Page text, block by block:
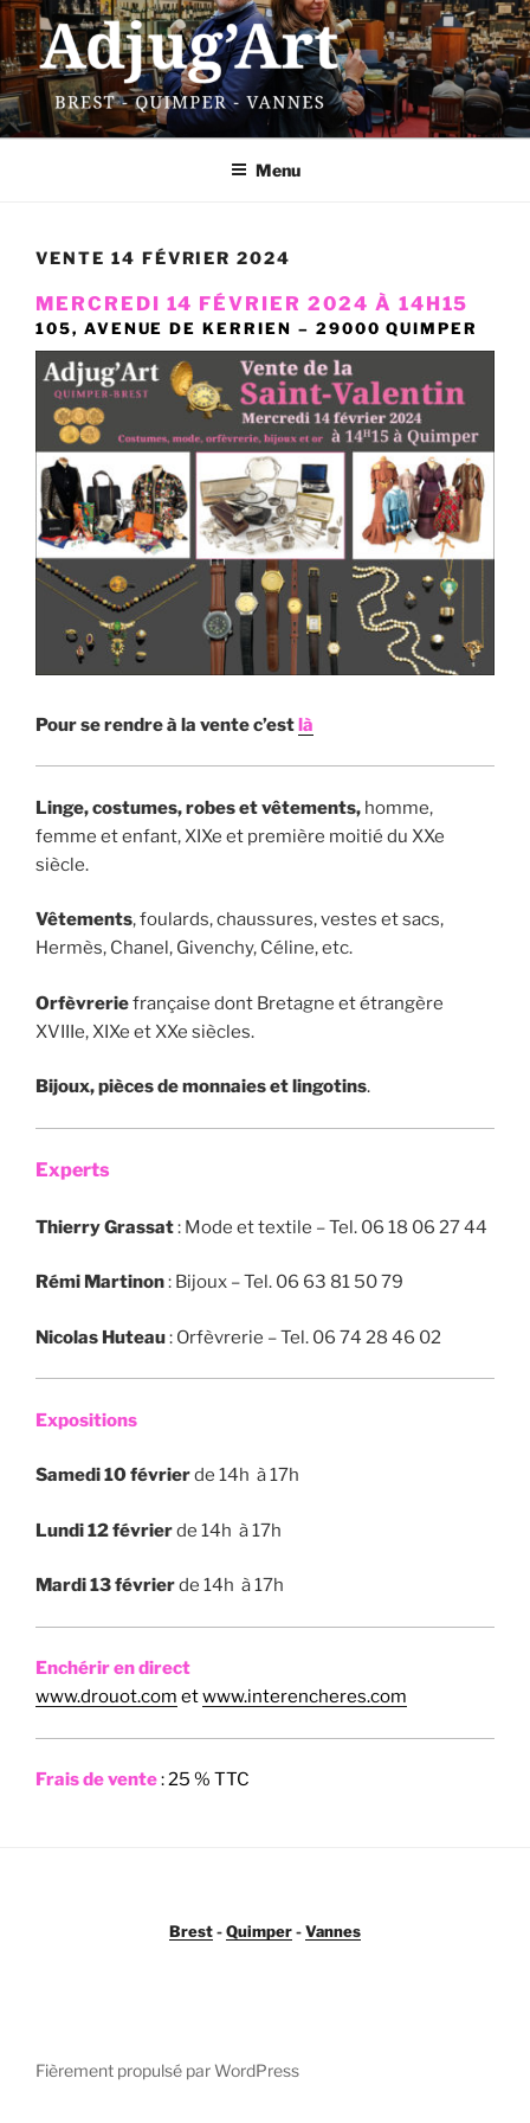
Aller
au
contenu
principal
ADJUG'ART
13 rue Traverse – 29200 Brest
Menu
VENTE 14 FÉVRIER 2024
MERCREDI 14 FÉVRIER 2024 À 14H15
105, AVENUE DE KERRIEN – 29000 QUIMPER
Pour se rendre à la vente c’estlà
Linge, costumes, robes et vêtements, homme,
femme et enfant, XIXe et première moitié du XXe
siècle.
Vêtements, foulards, chaussures, vestes et sacs,
Hermès, Chanel, Givenchy, Céline, etc.
Orfèvreriefrançaise dont Bretagne et étrangère
XVIIIe, XIXe et XXe siècles.
Bijoux, pièces de monnaies et lingotins.
Experts
Thierry Grassat: Mode et textile – Tel. 06 18 06 27 44
Rémi Martinon: Bijoux – Tel. 06 63 81 50 79
Nicolas Huteau: Orfèvrerie – Tel. 06 74 28 46 02
Expositions
Samedi 10 févrierde 14h à 17h
Lundi 12 févrierde 14h à 17h
Mardi 13 févrierde 14h à 17h
Enchérir en direct
www.drouot.com etwww.interencheres.com
Frais de vente: 25 % TTC
Brest-Quimper-Vannes
Fièrement propulsé par WordPress